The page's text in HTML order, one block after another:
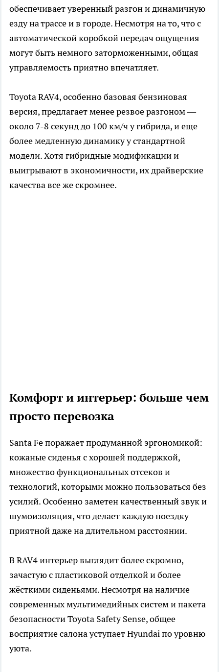
обеспечивает уверенный разгон и динамичную
езду на трассе и в городе. Несмотря на то, что с
автоматической коробкой передач ощущения
могут быть немного заторможенными, общая
управляемость приятно впечатляет.
Toyota RAV4, особенно базовая бензиновая
версия, предлагает менее резвое разгоном —
около 7-8 секунд до 100 км/ч у гибрида, и еще
более медленную динамику у стандартной
модели. Хотя гибридные модификации и
выигрывают в экономичности, их драйверские
качества все же скромнее.
Комфорт и интерьер: больше чем
просто перевозка
Santa Fe поражает продуманной эргономикой:
кожаные сиденья с хорошей поддержкой,
множество функциональных отсеков и
технологий, которыми можно пользоваться без
усилий. Особенно заметен качественный звук и
шумоизоляция, что делает каждую поездку
приятной даже на длительном расстоянии.
В RAV4 интерьер выглядит более скромно,
зачастую с пластиковой отделкой и более
жёсткими сиденьями. Несмотря на наличие
современных мультимедийных систем и пакета
безопасности Toyota Safety Sense, общее
восприятие салона уступает Hyundai по уровню
уюта.